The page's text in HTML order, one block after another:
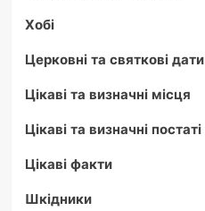
Хобі
Церковні та святкові дати
Цікаві та визначні місця
Цікаві та визначні постаті
Цікаві факти
Шкідники